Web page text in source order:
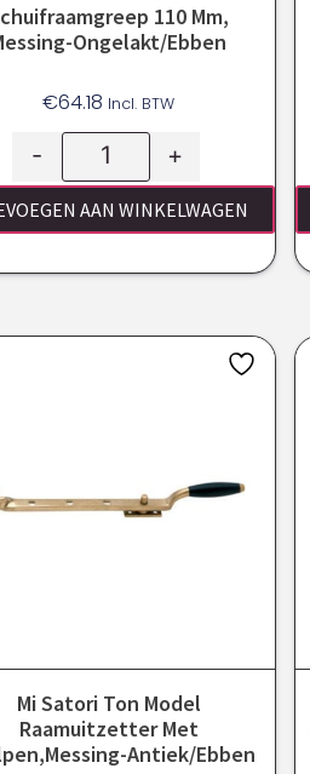
110 Mm,
Ongelakt/ebben
€64.18 Incl. BTW
- +
AAN WINKELWAGEN
Mi Satori Ton Model
Raamuitzetter Met
Antiek/Ebben